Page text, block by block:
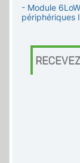
- Module
périphériques